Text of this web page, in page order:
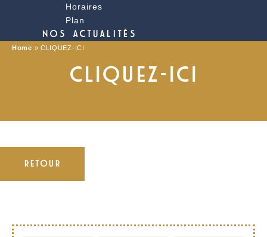
Horaires
Plan
NOS ACTUALITÉS
Home » CLIQUEZ-ICI
CLIQUEZ-ICI
RETOUR